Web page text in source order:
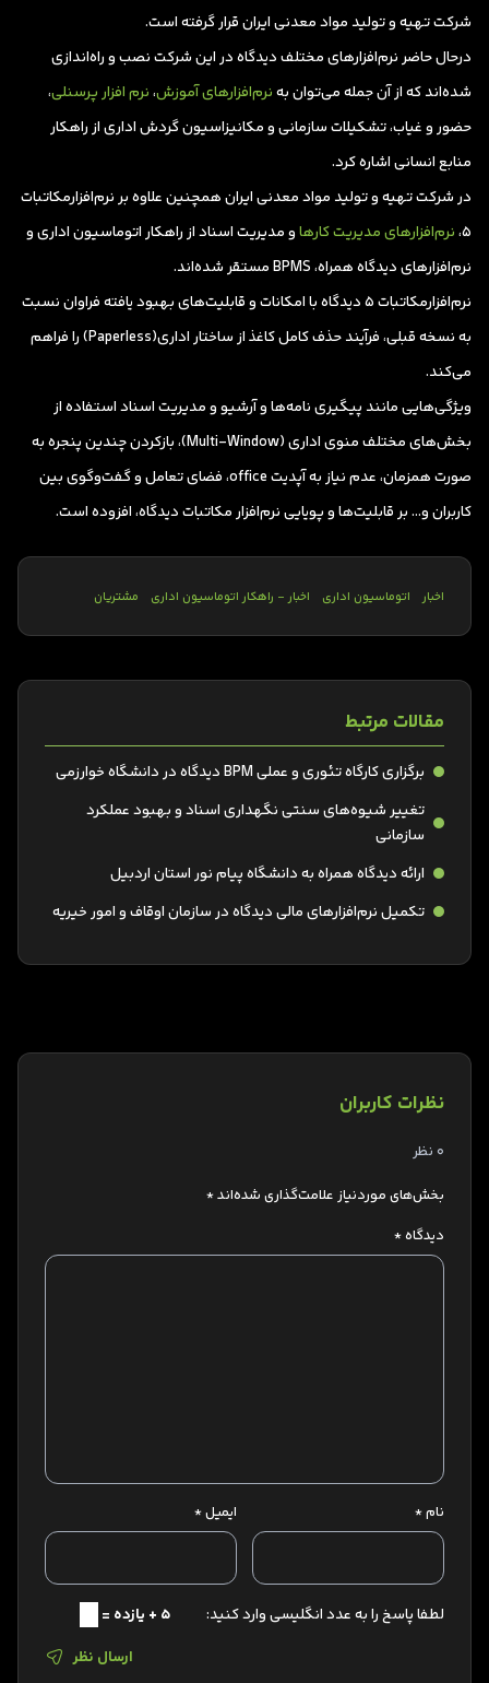
شرکت تهیه و تولید مواد معدنی ایران قرار گرفته است.
درحال حاضر نرم‌افزارهای مختلف دیدگاه در این شرکت نصب و راه‌اندازی
شده‌اند که از آن جمله می‌توان بهنرم‌افزارهای آموزش،نرم افزار پرسنلی،
حضور و غیاب، تشکیلات سازمانی و مکانیزاسیون گردش اداری از راهکار
منابع انسانی اشاره کرد.
در شرکت تهیه و تولید مواد معدنی ایران همچنین علاوه بر نرم‌افزارمکاتبات
5، نرم‌افزارهای مدیریت کارهاو مدیریت اسناد از راهکار اتوماسیون اداری و
نرم‌افزارهای دیدگاه همراه، BPMS مستقر شده‌اند.
نرم‌افزارمکاتبات 5 دیدگاه با امکانات و قابلیت‌های بهبود یافته فراوان نسبت
به نسخه قبلی، فرآیند حذف کامل کاغذ از ساختار اداری(Paperless) را فراهم
می‌کند.
ویژگی‌هایی مانند پیگیری نامه‌ها و آرشیو و مدیریت اسناد استفاده از
بخش‌های مختلف منوی اداری (Multi-Window)، بازکردن چندین پنجره به
صورت همزمان، عدم نیاز به آپدیت office، فضای تعامل و گفت‌و‌گوی بین
کاربران و… بر قابلیت‌ها و پویایی نرم‌افزار مکاتبات دیدگاه، افزوده است.
اخبار اتوماسیون اداری اخبار - راهکار اتوماسیون اداری مشتریان
مقالات مرتبط
برگزاری کارگاه تئوری و عملی BPM دیدگاه در دانشگاه خوارزمی
تغییر شیوه‌های سنتی نگهداری اسناد و بهبود عملکرد
سازمانی
ارائه دیدگاه همراه به دانشگاه پیام نور استان اردبیل
تکمیل نرم‌افزارهای مالی دیدگاه در سازمان اوقاف و امور خیریه
نظرات کاربران
0 نظر
بخش‌های موردنیاز علامت‌گذاری شده‌اند*
دیدگاه*
نام* ایمیل*
لطفا پاسخ را به عدد انگلیسی وارد کنید:
5 + یازده =
ارسال نظر